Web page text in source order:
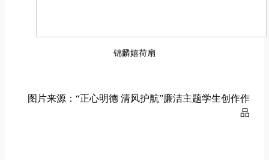
锦麟嬉荷扇
图片来源：“正心明德 清风护航”廉洁主题学生创作作
品